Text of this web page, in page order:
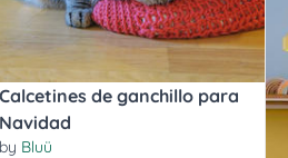
Calcetines de ganchillo para
Navidad
by Bluü